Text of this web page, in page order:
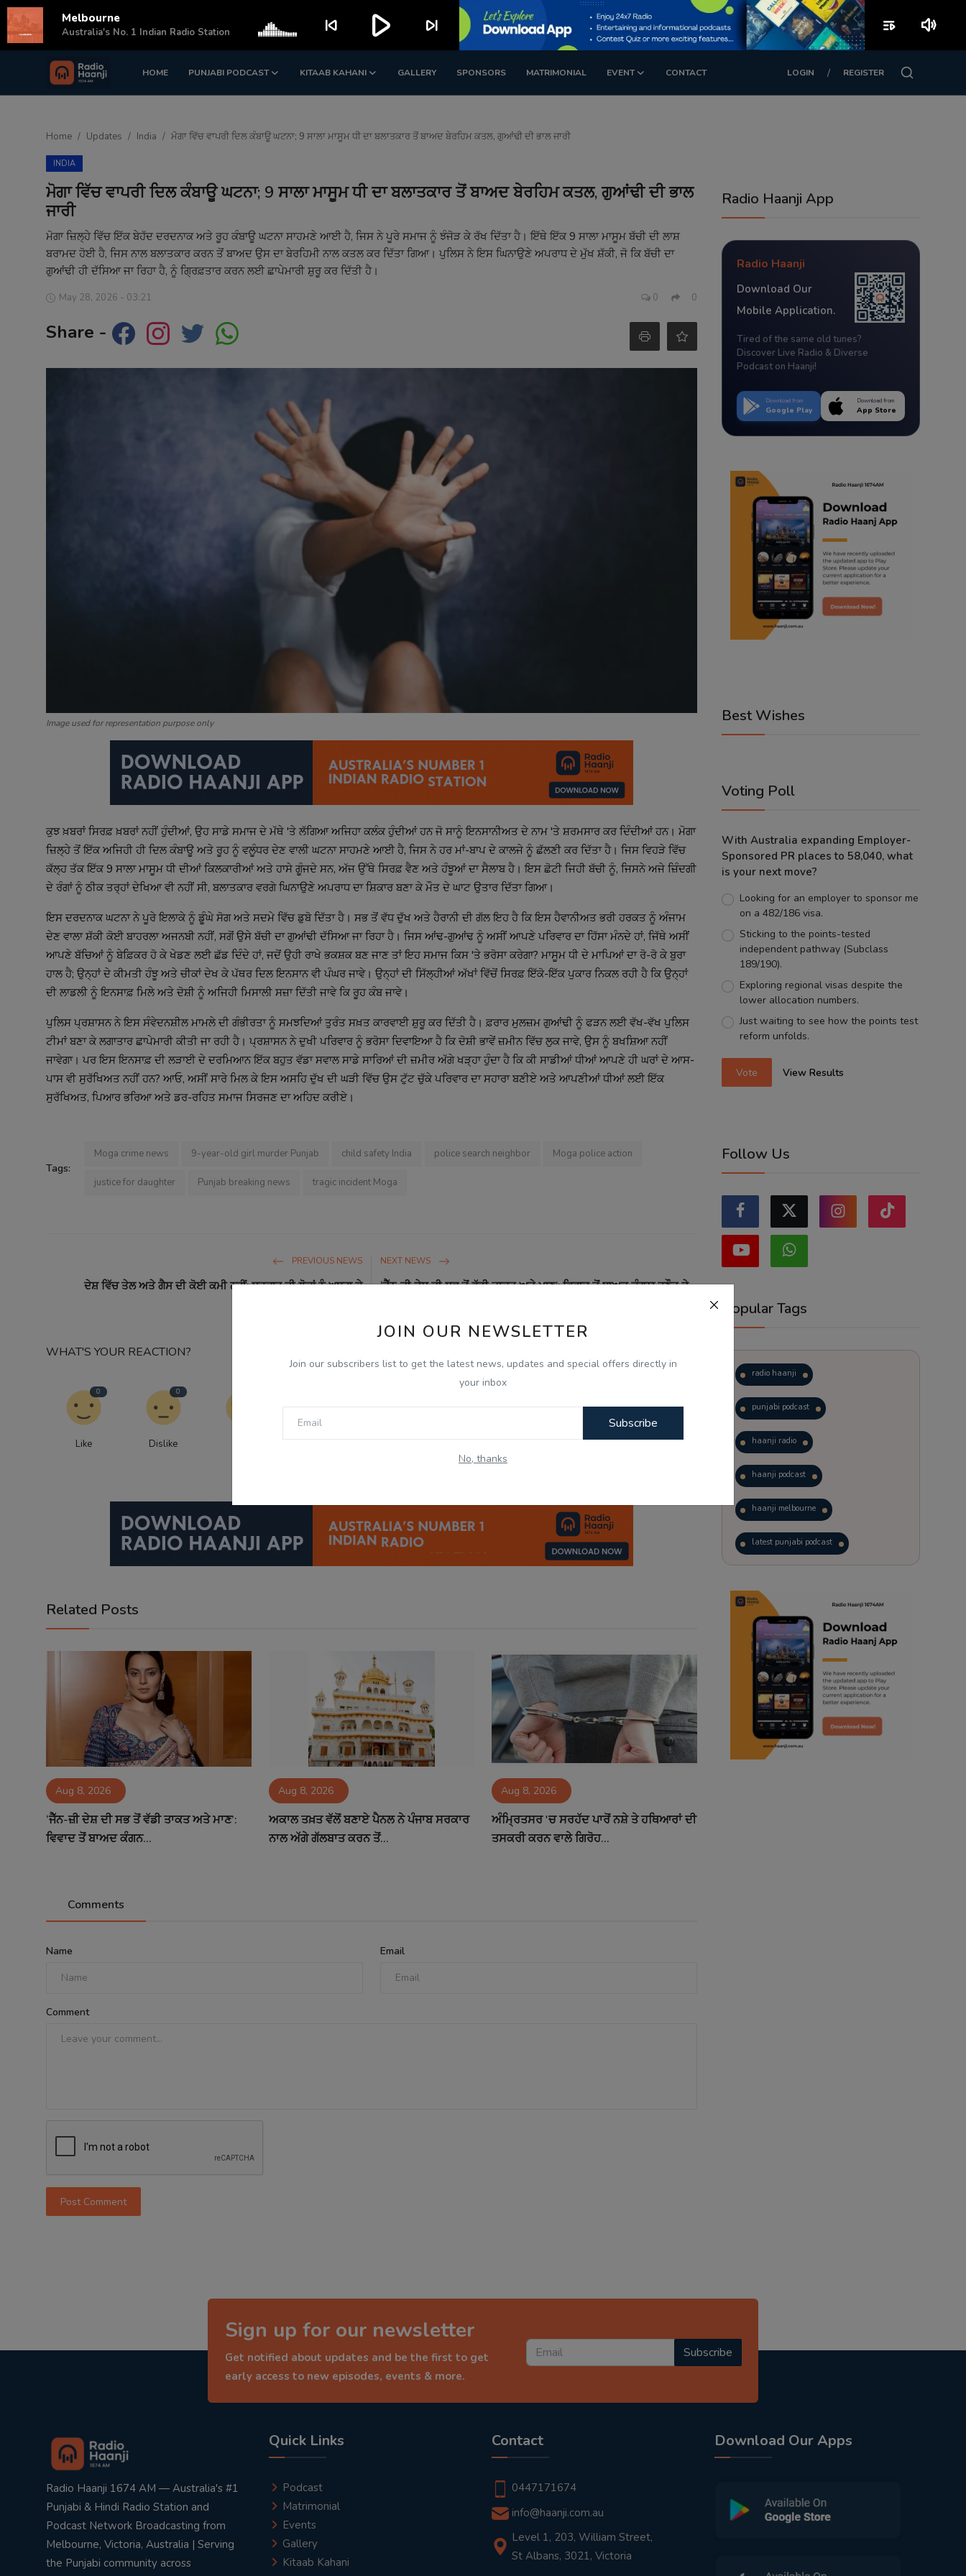
HOME PUNJABI PODCAST KITAAB KAHANI GALLERY SPONSORS MATRIMONIAL EVENT CONTACT LOGIN / REGISTER
Login Register
Punjabi Podcast
Kitaab Kahani
Sponsors
Matrimonial
Contact
JOIN OUR NEWSLETTER
Join our subscribers list to get the latest news, updates and special offers directly in
your inbox
Subscribe
No, thanks
Home Updates India ਮੋਗਾ ਵਿੱਚ ਵਾਪਰੀ ਦਿਲ ਕੰਬਾਊ ਘਟਨਾ; 9 ਸਾਲਾ ਮਾਸੂਮ ਧੀ ਦਾ ਬਲਾਤਕਾਰ ਤੋਂ ਬਾਅਦ ਬੇਰਹਿਮ ਕਤਲ, ਗੁਆਂਢੀ ਦੀ ਭਾਲ ਜਾਰੀ
INDIA
ਮੋਗਾ ਵਿੱਚ ਵਾਪਰੀ ਦਿਲ ਕੰਬਾਊ ਘਟਨਾ; 9 ਸਾਲਾ ਮਾਸੂਮ ਧੀ ਦਾ ਬਲਾਤਕਾਰ ਤੋਂ ਬਾਅਦ ਬੇਰਹਿਮ ਕਤਲ, ਗੁਆਂਢੀ ਦੀ ਭਾਲ
ਜਾਰੀ
ਮੋਗਾ ਜ਼ਿਲ੍ਹੇ ਵਿੱਚ ਇੱਕ ਬੇਹੱਦ ਦਰਦਨਾਕ ਅਤੇ ਰੂਹ ਕੰਬਾਊ ਘਟਨਾ ਸਾਹਮਣੇ ਆਈ ਹੈ, ਜਿਸ ਨੇ ਪੂਰੇ ਸਮਾਜ ਨੂੰ ਝੰਜੋੜ ਕੇ ਰੱਖ ਦਿੱਤਾ ਹੈ। ਇੱਥੇ ਇੱਕ 9 ਸਾਲਾ ਮਾਸੂਮ ਬੱਚੀ ਦੀ ਲਾਸ਼
ਬਰਾਮਦ ਹੋਈ ਹੈ, ਜਿਸ ਨਾਲ ਬਲਾਤਕਾਰ ਕਰਨ ਤੋਂ ਬਾਅਦ ਉਸ ਦਾ ਬੇਰਹਿਮੀ ਨਾਲ ਕਤਲ ਕਰ ਦਿੱਤਾ ਗਿਆ। ਪੁਲਿਸ ਨੇ ਇਸ ਘਿਨਾਉਣੇ ਅਪਰਾਧ ਦੇ ਮੁੱਖ ਸ਼ੱਕੀ, ਜੋ ਕਿ ਬੱਚੀ ਦਾ
ਗੁਆਂਢੀ ਹੀ ਦੱਸਿਆ ਜਾ ਰਿਹਾ ਹੈ, ਨੂੰ ਗ੍ਰਿਫ਼ਤਾਰ ਕਰਨ ਲਈ ਛਾਪੇਮਾਰੀ ਸ਼ੁਰੂ ਕਰ ਦਿੱਤੀ ਹੈ।
May 28, 2026 - 03:21 0 0
Share -
Image used for representation purpose only
ਕੁਝ ਖ਼ਬਰਾਂ ਸਿਰਫ਼ ਖ਼ਬਰਾਂ ਨਹੀਂ ਹੁੰਦੀਆਂ, ਉਹ ਸਾਡੇ ਸਮਾਜ ਦੇ ਮੱਥੇ 'ਤੇ ਲੱਗਿਆ ਅਜਿਹਾ ਕਲੰਕ ਹੁੰਦੀਆਂ ਹਨ ਜੋ ਸਾਨੂੰ ਇਨਸਾਨੀਅਤ ਦੇ ਨਾਮ 'ਤੇ ਸ਼ਰਮਸਾਰ ਕਰ ਦਿੰਦੀਆਂ ਹਨ। ਮੋਗਾ
ਜ਼ਿਲ੍ਹੇ ਤੋਂ ਇੱਕ ਅਜਿਹੀ ਹੀ ਦਿਲ ਕੰਬਾਊ ਅਤੇ ਰੂਹ ਨੂੰ ਵਲੂੰਧਰ ਦੇਣ ਵਾਲੀ ਘਟਨਾ ਸਾਹਮਣੇ ਆਈ ਹੈ, ਜਿਸ ਨੇ ਹਰ ਮਾਂ-ਬਾਪ ਦੇ ਕਾਲਜੇ ਨੂੰ ਛੱਲਣੀ ਕਰ ਦਿੱਤਾ ਹੈ। ਜਿਸ ਵਿਹੜੇ ਵਿੱਚ
ਕੱਲ੍ਹ ਤੱਕ ਇੱਕ 9 ਸਾਲਾ ਮਾਸੂਮ ਧੀ ਦੀਆਂ ਕਿਲਕਾਰੀਆਂ ਅਤੇ ਹਾਸੇ ਗੂੰਜਦੇ ਸਨ, ਅੱਜ ਉੱਥੇ ਸਿਰਫ਼ ਵੈਣ ਅਤੇ ਹੰਝੂਆਂ ਦਾ ਸੈਲਾਬ ਹੈ। ਇਸ ਛੋਟੀ ਜਿਹੀ ਬੱਚੀ ਨੂੰ, ਜਿਸਨੇ ਅਜੇ ਜ਼ਿੰਦਗੀ
ਦੇ ਰੰਗਾਂ ਨੂੰ ਠੀਕ ਤਰ੍ਹਾਂ ਦੇਖਿਆ ਵੀ ਨਹੀਂ ਸੀ, ਬਲਾਤਕਾਰ ਵਰਗੇ ਘਿਨਾਉਣੇ ਅਪਰਾਧ ਦਾ ਸ਼ਿਕਾਰ ਬਣਾ ਕੇ ਮੌਤ ਦੇ ਘਾਟ ਉਤਾਰ ਦਿੱਤਾ ਗਿਆ।
ਇਸ ਦਰਦਨਾਕ ਘਟਨਾ ਨੇ ਪੂਰੇ ਇਲਾਕੇ ਨੂੰ ਡੂੰਘੇ ਸੋਗ ਅਤੇ ਸਦਮੇ ਵਿੱਚ ਡੁਬੋ ਦਿੱਤਾ ਹੈ। ਸਭ ਤੋਂ ਵੱਧ ਦੁੱਖ ਅਤੇ ਹੈਰਾਨੀ ਦੀ ਗੱਲ ਇਹ ਹੈ ਕਿ ਇਸ ਹੈਵਾਨੀਅਤ ਭਰੀ ਹਰਕਤ ਨੂੰ ਅੰਜਾਮ
ਦੇਣ ਵਾਲਾ ਸ਼ੱਕੀ ਕੋਈ ਬਾਹਰਲਾ ਅਜਨਬੀ ਨਹੀਂ, ਸਗੋਂ ਉਸੇ ਬੱਚੀ ਦਾ ਗੁਆਂਢੀ ਦੱਸਿਆ ਜਾ ਰਿਹਾ ਹੈ। ਜਿਸ ਆਂਢ-ਗੁਆਂਢ ਨੂੰ ਅਸੀਂ ਆਪਣੇ ਪਰਿਵਾਰ ਦਾ ਹਿੱਸਾ ਮੰਨਦੇ ਹਾਂ, ਜਿੱਥੇ ਅਸੀਂ
ਆਪਣੇ ਬੱਚਿਆਂ ਨੂੰ ਬੇਫ਼ਿਕਰ ਹੋ ਕੇ ਖੇਡਣ ਲਈ ਛੱਡ ਦਿੰਦੇ ਹਾਂ, ਜਦੋਂ ਉਹੀ ਰਾਖੇ ਭਕਸ਼ਕ ਬਣ ਜਾਣ ਤਾਂ ਇਹ ਸਮਾਜ ਕਿਸ 'ਤੇ ਭਰੋਸਾ ਕਰੇਗਾ? ਮਾਸੂਮ ਧੀ ਦੇ ਮਾਪਿਆਂ ਦਾ ਰੋ-ਰੋ ਕੇ ਬੁਰਾ
ਹਾਲ ਹੈ; ਉਨ੍ਹਾਂ ਦੇ ਕੀਮਤੀ ਹੰਝੂ ਅਤੇ ਚੀਕਾਂ ਦੇਖ ਕੇ ਪੱਥਰ ਦਿਲ ਇਨਸਾਨ ਵੀ ਪੰਘਰ ਜਾਵੇ। ਉਨ੍ਹਾਂ ਦੀ ਸਿੱਲ੍ਹੀਆਂ ਅੱਖਾਂ ਵਿੱਚੋਂ ਸਿਰਫ਼ ਇੱਕੋ-ਇੱਕ ਪੁਕਾਰ ਨਿਕਲ ਰਹੀ ਹੈ ਕਿ ਉਨ੍ਹਾਂ
ਦੀ ਲਾਡਲੀ ਨੂੰ ਇਨਸਾਫ਼ ਮਿਲੇ ਅਤੇ ਦੋਸ਼ੀ ਨੂੰ ਅਜਿਹੀ ਮਿਸਾਲੀ ਸਜ਼ਾ ਦਿੱਤੀ ਜਾਵੇ ਕਿ ਰੂਹ ਕੰਬ ਜਾਵੇ।
ਪੁਲਿਸ ਪ੍ਰਸ਼ਾਸਨ ਨੇ ਇਸ ਸੰਵੇਦਨਸ਼ੀਲ ਮਾਮਲੇ ਦੀ ਗੰਭੀਰਤਾ ਨੂੰ ਸਮਝਦਿਆਂ ਤੁਰੰਤ ਸਖ਼ਤ ਕਾਰਵਾਈ ਸ਼ੁਰੂ ਕਰ ਦਿੱਤੀ ਹੈ। ਫ਼ਰਾਰ ਮੁਲਜ਼ਮ ਗੁਆਂਢੀ ਨੂੰ ਫੜਨ ਲਈ ਵੱਖ-ਵੱਖ ਪੁਲਿਸ
ਟੀਮਾਂ ਬਣਾ ਕੇ ਲਗਾਤਾਰ ਛਾਪੇਮਾਰੀ ਕੀਤੀ ਜਾ ਰਹੀ ਹੈ। ਪ੍ਰਸ਼ਾਸਨ ਨੇ ਦੁਖੀ ਪਰਿਵਾਰ ਨੂੰ ਭਰੋਸਾ ਦਿਵਾਇਆ ਹੈ ਕਿ ਦੋਸ਼ੀ ਭਾਵੇਂ ਜ਼ਮੀਨ ਵਿੱਚ ਲੁਕ ਜਾਵੇ, ਉਸ ਨੂੰ ਬਖਸ਼ਿਆ ਨਹੀਂ
ਜਾਵੇਗਾ। ਪਰ ਇਸ ਇਨਸਾਫ਼ ਦੀ ਲੜਾਈ ਦੇ ਦਰਮਿਆਨ ਇੱਕ ਬਹੁਤ ਵੱਡਾ ਸਵਾਲ ਸਾਡੇ ਸਾਰਿਆਂ ਦੀ ਜ਼ਮੀਰ ਅੱਗੇ ਖੜ੍ਹਾ ਹੁੰਦਾ ਹੈ ਕਿ ਕੀ ਸਾਡੀਆਂ ਧੀਆਂ ਆਪਣੇ ਹੀ ਘਰਾਂ ਦੇ ਆਸ-
ਪਾਸ ਵੀ ਸੁਰੱਖਿਅਤ ਨਹੀਂ ਹਨ? ਆਓ, ਅਸੀਂ ਸਾਰੇ ਮਿਲ ਕੇ ਇਸ ਅਸਹਿ ਦੁੱਖ ਦੀ ਘੜੀ ਵਿੱਚ ਉਸ ਟੁੱਟ ਚੁੱਕੇ ਪਰਿਵਾਰ ਦਾ ਸਹਾਰਾ ਬਣੀਏ ਅਤੇ ਆਪਣੀਆਂ ਧੀਆਂ ਲਈ ਇੱਕ
ਸੁਰੱਖਿਅਤ, ਪਿਆਰ ਭਰਿਆ ਅਤੇ ਡਰ-ਰਹਿਤ ਸਮਾਜ ਸਿਰਜਣ ਦਾ ਅਹਿਦ ਕਰੀਏ।
Tags:
Moga crime news 9-year-old girl murder Punjab child safety India police search neighbor Moga police action
justice for daughter Punjab breaking news tragic incident Moga
PREVIOUS NEWS
ਦੇਸ਼ ਵਿੱਚ ਤੇਲ ਅਤੇ ਗੈਸ ਦੀ ਕੋਈ ਕਮੀ ਨਹੀਂ; ਸਰਕਾਰ ਦੀ ਲੋਕਾਂ ਨੂੰ ਘਬਰਾ ਕੇ
NEXT NEWS
‘ਜੈੱਨ-ਜ਼ੀ ਦੇਸ਼ ਦੀ ਸਭ ਤੋਂ ਵੱਡੀ ਤਾਕਤ ਅਤੇ ਮਾਣ’: ਵਿਵਾਦ ਤੋਂ ਬਾਅਦ ਕੰਗਨਾ ਰਣੌਤ ਦੇ
WHAT'S YOUR REACTION?
0
Like
0
Dislike Funny Angry Sad Wow
Related Posts
Aug 8, 2026
‘ਜੈੱਨ-ਜ਼ੀ ਦੇਸ਼ ਦੀ ਸਭ ਤੋਂ ਵੱਡੀ ਤਾਕਤ ਅਤੇ ਮਾਣ’:
ਵਿਵਾਦ ਤੋਂ ਬਾਅਦ ਕੰਗਨ...
Aug 8, 2026
ਅਕਾਲ ਤਖ਼ਤ ਵੱਲੋਂ ਬਣਾਏ ਪੈਨਲ ਨੇ ਪੰਜਾਬ ਸਰਕਾਰ
ਨਾਲ ਅੱਗੇ ਗੱਲਬਾਤ ਕਰਨ ਤੋਂ...
Aug 8, 2026
ਅੰਮ੍ਰਿਤਸਰ 'ਚ ਸਰਹੱਦ ਪਾਰੋਂ ਨਸ਼ੇ ਤੇ ਹਥਿਆਰਾਂ ਦੀ
ਤਸਕਰੀ ਕਰਨ ਵਾਲੇ ਗਿਰੋਹ...
Comments
Name Email
Comment
Post Comment
Radio Haanji App
Radio Haanji
Download Our
Mobile Application.
Tired of the same old tunes?
Discover Live Radio & Diverse
Podcast on Haanji!
Download from
Google Play
Download from
App Store
Best Wishes
Voting Poll
With Australia expanding Employer-
Sponsored PR places to 58,040, what
is your next move?
Looking for an employer to sponsor me
on a 482/186 visa.
Sticking to the points-tested
independent pathway (Subclass
189/190).
Exploring regional visas despite the
lower allocation numbers.
Just waiting to see how the points test
reform unfolds.
Vote View Results
Follow Us
Popular Tags
radio haanji
punjabi podcast
haanji radio
haanji podcast
haanji melbourne
latest punjabi podcast
trending punjabi podcast
ranjodh singh
punjabi podcast australia
radio haanji updates
punjabi kahani
Sign up for our newsletter
Get notified about updates and be the first to get
early access to new episodes, events & more.
Subscribe
Radio Haanji 1674 AM — Australia's #1
Punjabi & Hindi Radio Station and
Podcast Network Broadcasting from
Melbourne, Victoria, Australia | Serving
the Punjabi community across
Quick Links
Podcast
Matrimonial
Events
Gallery
Kitaab Kahani
Contact
0447171674
info@haanji.com.au
Level 1, 203, William Street,
St Albans, 3021, Victoria
Download Our Apps
Melbourne
Australia's No. 1 Indian Radio Station skip_previous play_arrow skip_next playlist_play volume_up